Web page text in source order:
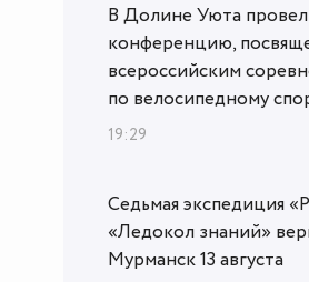
В Долине Уюта
конференцию,
всероссийским
по велосипедному
19:29
Седьмая экспедиция
«Ледокол знаний»
Мурманск 13 августа